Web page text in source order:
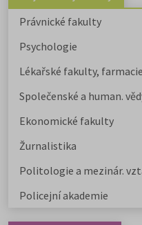
Právnické fakulty
Psychologie
Lékařské fakulty, farmacie
Společenské a human.
Ekonomické fakulty
Žurnalistika
Politologie a mezinár.
Policejní akademie